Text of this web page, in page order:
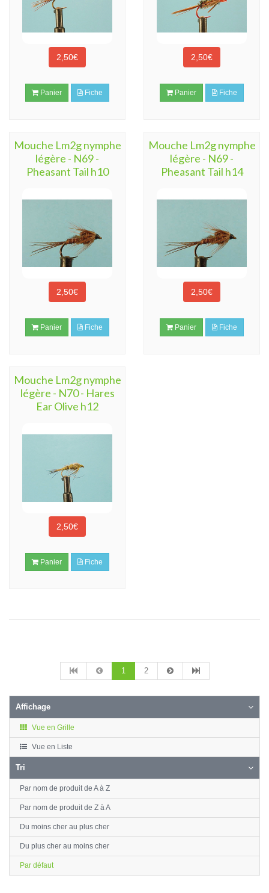
2,50€
Panier Fiche
2,50€
Panier Fiche
Mouche Lm2g nymphe
légère - N69 -
Pheasant Tail h10
2,50€
Panier Fiche
Mouche Lm2g nymphe
légère - N69 -
Pheasant Tail h14
2,50€
Panier Fiche
Mouche Lm2g nymphe
légère - N70 - Hares
Ear Olive h12
2,50€
Panier Fiche
1 2
Affichage
Vue en Grille
Vue en Liste
Tri
Par nom de produit de A à Z
Par nom de produit de Z à A
Du moins cher au plus cher
Du plus cher au moins cher
Par défaut